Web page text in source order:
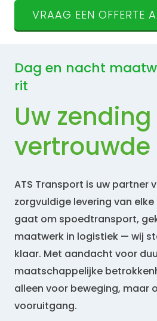
VRAAG EEN OFFERTE
Dag en nacht
rit
Uw zending
ATS Transport is uw partner
zorgvuldige levering van
gaat om spoedtransport,
maatwerk in logistiek — wij
klaar. Met aandacht voor
maatschappelijke
alleen voor beweging, maar
vooruitgang.